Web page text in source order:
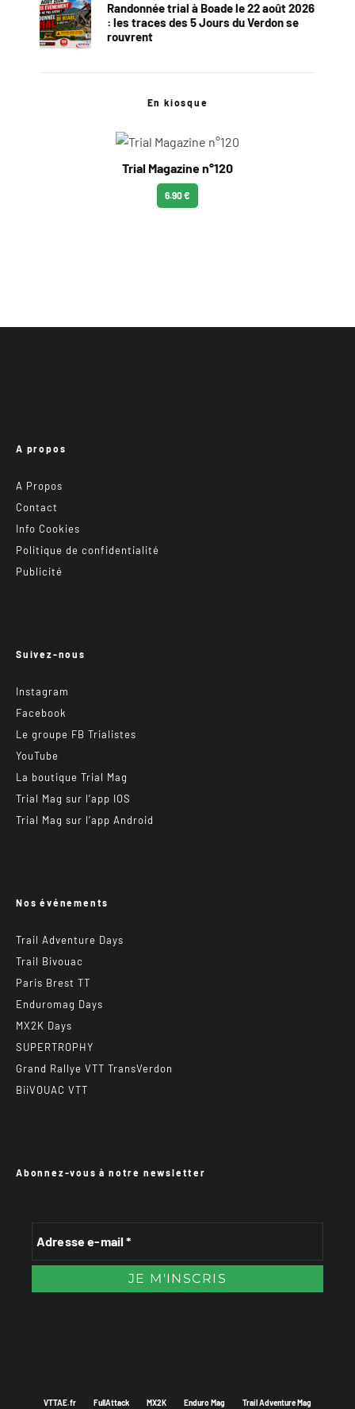
Randonnée trial à Boade le 22 août 2026
: les traces des 5 Jours du Verdon se
rouvrent
En kiosque
Trial Magazine n°120
6.90 €
A propos
A Propos
Contact
Info Cookies
Politique de confidentialité
Publicité
Suivez-nous
Instagram
Facebook
Le groupe FB Trialistes
YouTube
La boutique Trial Mag
Trial Mag sur l’app IOS
Trial Mag sur l’app Android
Nos événements
Trail Adventure Days
Trail Bivouac
Paris Brest TT
Enduromag Days
MX2K Days
SUPERTROPHY
Grand Rallye VTT TransVerdon
BiiVOUAC VTT
Abonnez-vous à notre newsletter
VTTAE.fr FullAttack MX2K Enduro Mag Trail Adventure Mag